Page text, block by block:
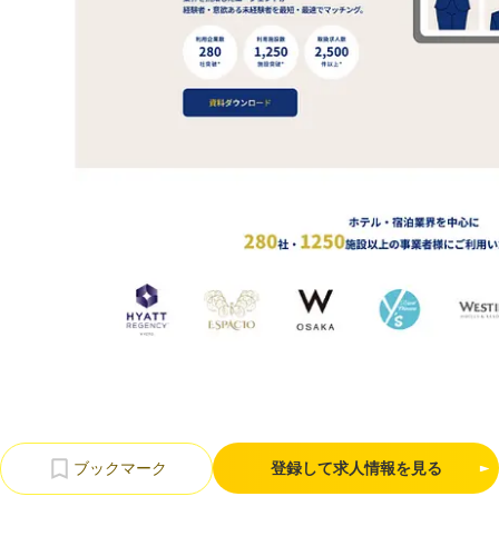
大学発スタートアップ
/採用検討企業様へ
プライバシーポリシー 採用情報 会社概要 採用検討企業様へ
登録して求人情報を見る